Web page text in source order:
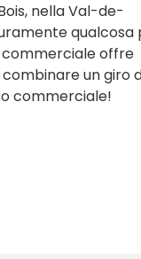
nella Val-de-
qualcosa
commerciale offre
un giro
commerciale!